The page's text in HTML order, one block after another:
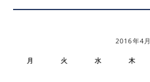
2016年4月
月 火 水 木